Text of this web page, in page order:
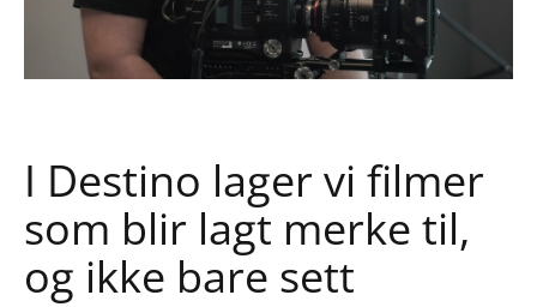
I Destino lager vi filmer
som blir lagt merke til,
og ikke bare sett